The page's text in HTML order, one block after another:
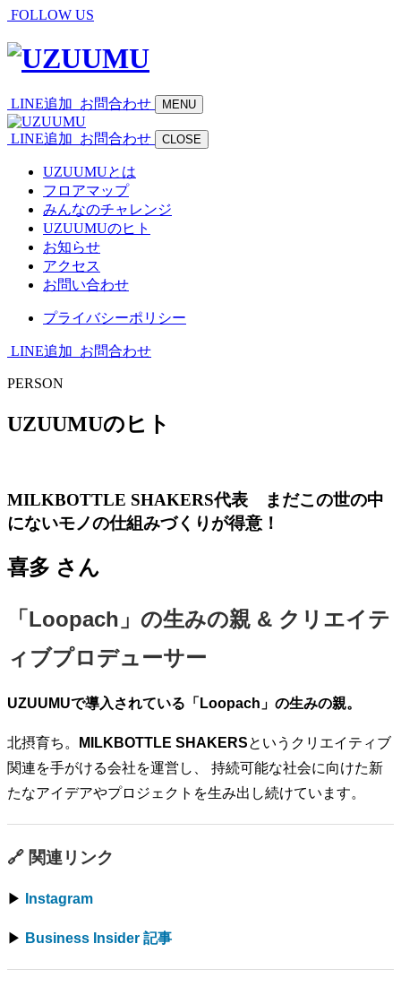
FOLLOW US
LINE追加 お問合わせ MENU
LINE追加 お問合わせ CLOSE
UZUUMUとは
フロアマップ
みんなのチャレンジ
UZUUMUのヒト
お知らせ
アクセス
お問い合わせ
プライバシーポリシー
LINE追加 お問合わせ
PERSON
UZUUMUのヒト
MILKBOTTLE SHAKERS代表 まだこの世の中
にないモノの仕組みづくりが得意！
喜多 さん
「Loopach」の生みの親 & クリエイテ
ィブプロデューサー
UZUUMUで導入されている「Loopach」の生みの親。
北摂育ち。 MILKBOTTLE SHAKERSというクリエイティブ
関連を手がける会社を運営し、 持続可能な社会に向けた新
たなアイデアやプロジェクトを生み出し続けています。
🔗 関連リンク
▶ Instagram
▶ Business Insider 記事